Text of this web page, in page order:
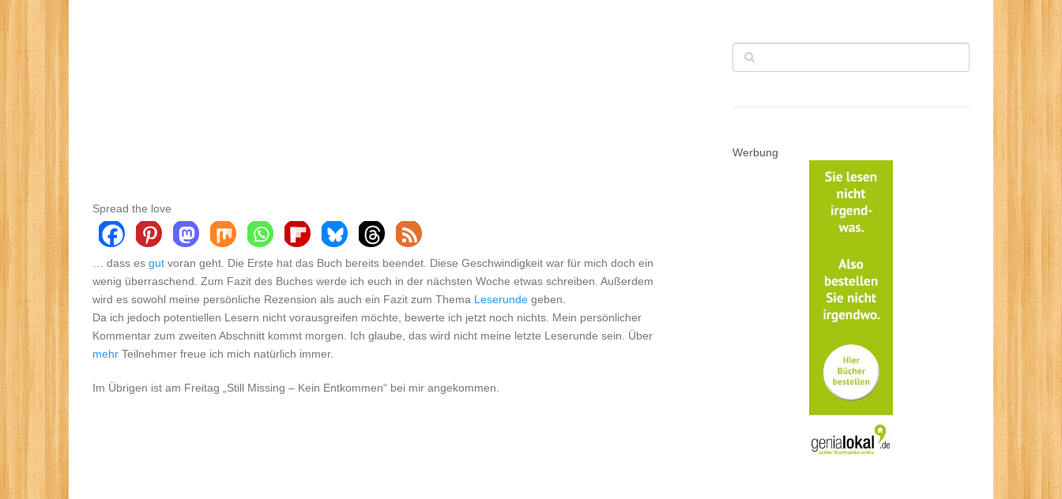
Spread the love
… dass es gut voran geht. Die Erste hat das Buch bereits beendet. Diese Geschwindigkeit war für mich doch ein
wenig überraschend. Zum Fazit des Buches werde ich euch in der nächsten Woche etwas schreiben. Außerdem
wird es sowohl meine persönliche Rezension als auch ein Fazit zum Thema Leserunde geben.
Da ich jedoch potentiellen Lesern nicht vorausgreifen möchte, bewerte ich jetzt noch nichts. Mein persönlicher
Kommentar zum zweiten Abschnitt kommt morgen. Ich glaube, das wird nicht meine letzte Leserunde sein. Über
mehr Teilnehmer freue ich mich natürlich immer.
Im Übrigen ist am Freitag „Still Missing – Kein Entkommen“ bei mir angekommen.
Werbung